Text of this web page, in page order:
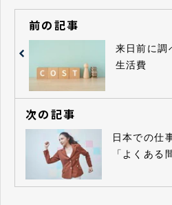
前の記事
来日前に調
生活費
次の記事
日本での仕
「よくある